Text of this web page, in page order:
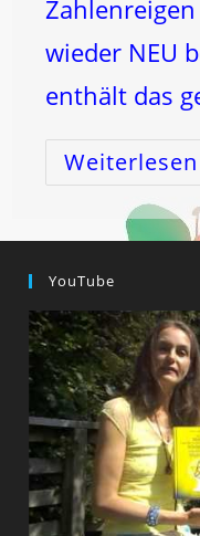
wieder NEU
enthält das
Weiterlesen
YouTube